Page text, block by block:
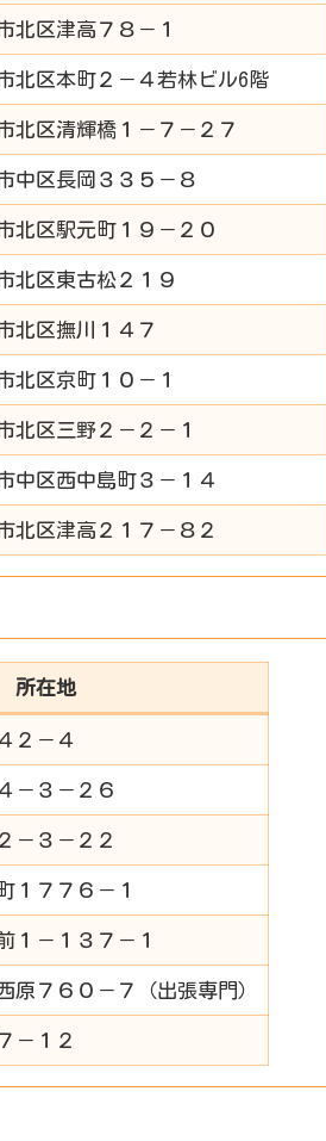
北区津高７８－１
北区本町２－４若林ビル6階
北区清輝橋１－７－２７
中区長岡３３５－８
北区駅元町１９－２０
北区東古松２１９
北区撫川１４７
北区京町１０－１
北区三野２－２－１
中区西中島町３－１４
北区津高２１７－８２
所在地
２－４
－３－２６
－３－２２
７７６－１
１－１３７－１
７６０－７（出張専門）
－１２